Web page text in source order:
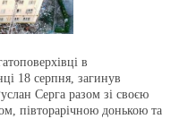
в
18 серпня, загинув
Серга разом зі своєю
півторарічною донькою та